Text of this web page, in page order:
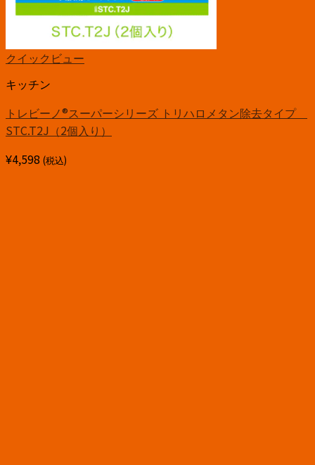
クイックビュー
キッチン
トレビーノ®スーパーシリーズ トリハロメタン除去タイプ
STC.T2J（2個入り）
¥4,598 (税込)